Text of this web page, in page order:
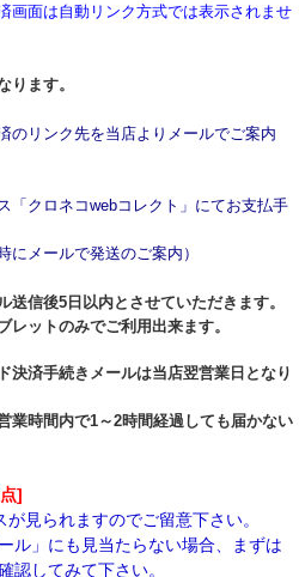
画面は自動リンク方式では表示されませ
ります。
のリンク先を当店よりメールでご案内
「クロネコwebコレクト」にてお支払手
にメールで発送のご案内）
信後5日以内とさせていただきます。
ットのみでご利用出来ます。
済手続きメールは当店翌営業日となり
時間内で1～2時間経過しても届かない
]
見られますのでご留意下さい。
ル」にも見当たらない場合、まずは
認してみて下さい。